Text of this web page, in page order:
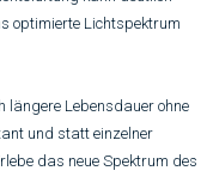
optimierte Lichtspektrum
längere Lebensdauer ohne
und statt einzelner
das neue Spektrum des